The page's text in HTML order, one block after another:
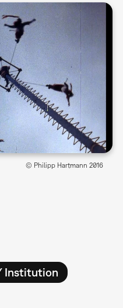
© Philipp Hartmann 2016
Institution